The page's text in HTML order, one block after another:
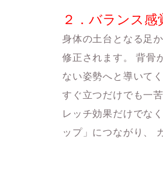
２．バランス感
身体の土台となる足
修正されます。 背骨
ない姿勢へと導いて
すぐ立つだけでも一
レッチ効果だけでな
ップ」につながり、